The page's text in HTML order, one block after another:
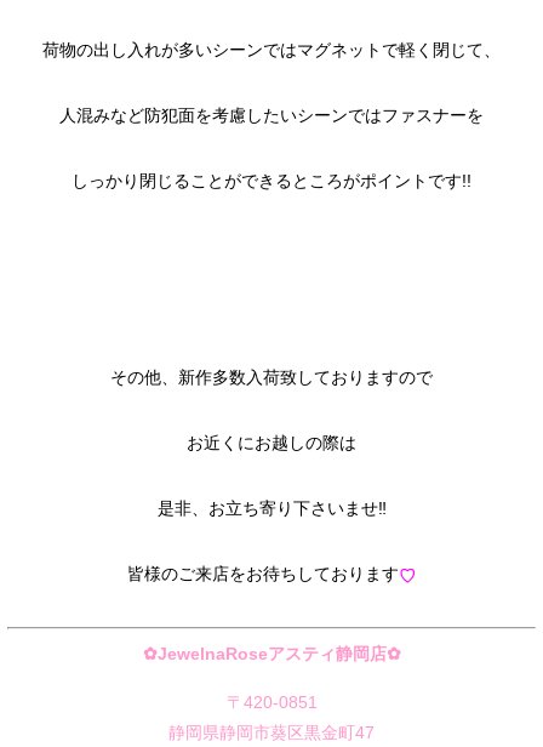
荷物の出し入れが多いシーンではマグネットで軽く閉じて、
人混みなど防犯面を考慮したいシーンではファスナーを
しっかり閉じることができるところがポイントです!!
その他、新作多数入荷致しておりますので
お近くにお越しの際は
是非、お立ち寄り下さいませ‼︎
皆様のご来店をお待ちしております♡
✿JewelnaRoseアスティ静岡店✿
〒420-0851
静岡県静岡市葵区黒金町47